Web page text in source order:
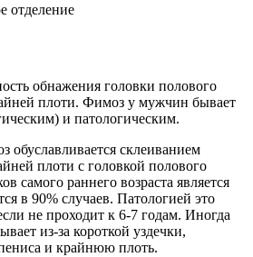
отделение
обнажения головки полового
плоти. Фимоз у мужчин бывает
и патологическим.
обуславливается склеиванием
плоти с головкой полового
самого раннего возраста является
в 90% случаев. Патологией это
не проходит к 6-7 годам. Иногда
из-за короткой уздечки,
и крайнюю плоть.